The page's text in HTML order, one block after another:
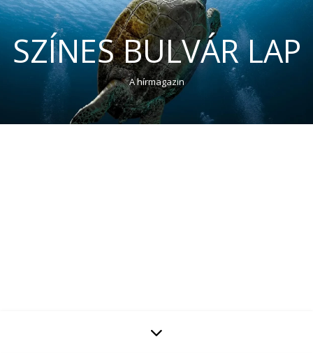
SZÍNES BULVÁR LAP
A hírmagazin